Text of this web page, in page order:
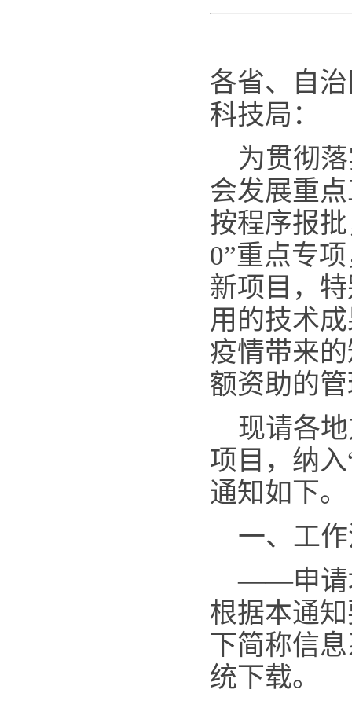
各省、自
科技局：
为贯彻落
会发展重
按程序报
0”重点专
新项目，
用的技术
疫情带来
额资助的
现请各地
项目，纳
通知如下。
一、工作
——申请
根据本通
下简称信
统下载。